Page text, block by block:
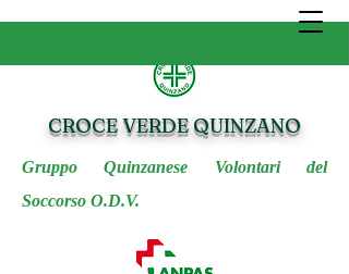
CROCE VERDE QUINZANO
Gruppo Quinzanese Volontari del
Soccorso O.D.V.